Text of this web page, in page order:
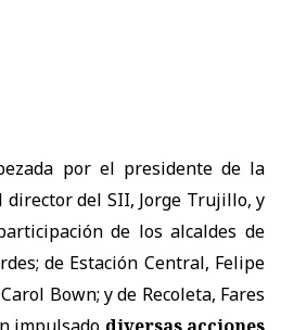
por el presidente de la
director del SII, Jorge Trujillo, y
de los alcaldes de
de Estación Central, Felipe
Bown; y de Recoleta, Fares